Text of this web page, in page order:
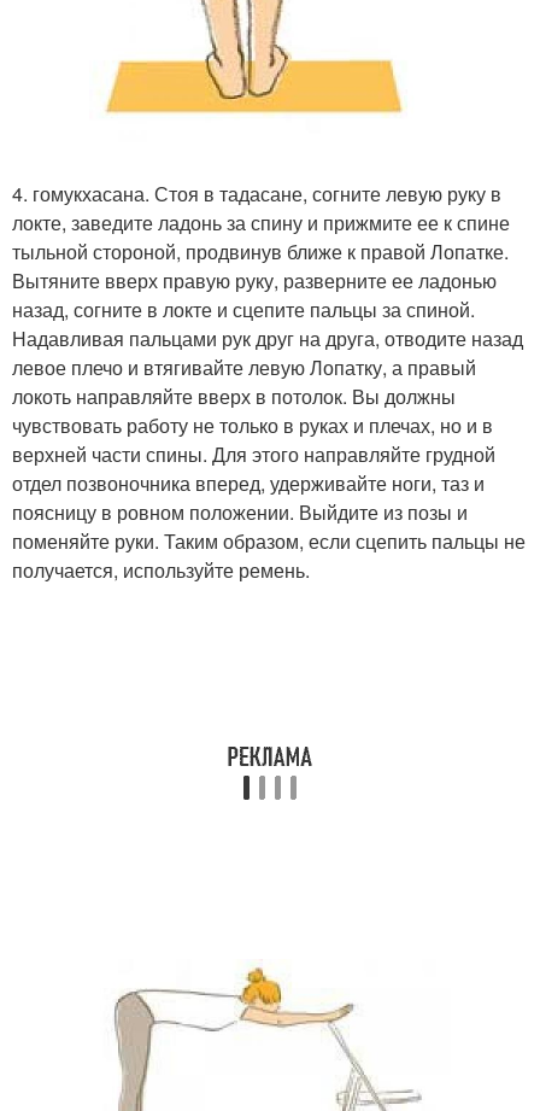
4. гомукхасана. Стоя в тадасане, согните левую руку в
локте, заведите ладонь за спину и прижмите ее к спине
тыльной стороной, продвинув ближе к правой Лопатке.
Вытяните вверх правую руку, разверните ее ладонью
назад, согните в локте и сцепите пальцы за спиной.
Надавливая пальцами рук друг на друга, отводите назад
левое плечо и втягивайте левую Лопатку, а правый
локоть направляйте вверх в потолок. Вы должны
чувствовать работу не только в руках и плечах, но и в
верхней части спины. Для этого направляйте грудной
отдел позвоночника вперед, удерживайте ноги, таз и
поясницу в ровном положении. Выйдите из позы и
поменяйте руки. Таким образом, если сцепить пальцы не
получается, используйте ремень.